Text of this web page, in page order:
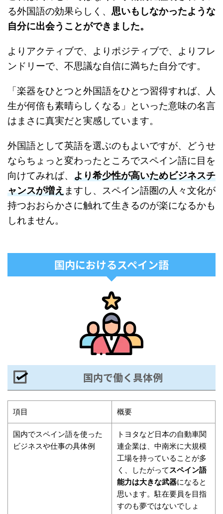
る外国語の効果らしく、 思いもしなかったような
自分に出会うことができました。
よりアクティブで、よりポジティブで、よりフレ
ンドリーで、不思議な自信に満ちた自分です。
「楽器をひとつと外国語をひとつ習得すれば、人
生が何倍も素晴らしくなる」といった意味の名言
はまさに真実だと実感しています。
外国語として英語を選ぶのもよいですが、どうせ
ならちょっと変わったところでスペイン語に目を
向けてみれば、 より希少性が高いためビジネスチ
ャンスが増えますし、スペイン語圏の人々文化が
持つおおらかさに触れて生きるのが楽になるかも
しれません。
国内におけるスペイン語
国内で働く具体例
項目 概要
国内でスペイン語を使った
ビジネスや仕事の具体例
トヨタなど日本の自動車関
連企業は、中南米に大規模
工場を持っていることが多
く、したがってスペイン語
能力は大きな武器になると
思います。駐在要員を目指
すのも夢ではないでしょ